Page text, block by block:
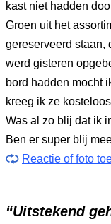
kast niet hadden
Groen uit het
gereserveerd staan,
werd gisteren
bord hadden mocht
kreeg ik ze
Was al zo blij dat ik
Ben er super blij
Reactie of foto
“Uitstekend